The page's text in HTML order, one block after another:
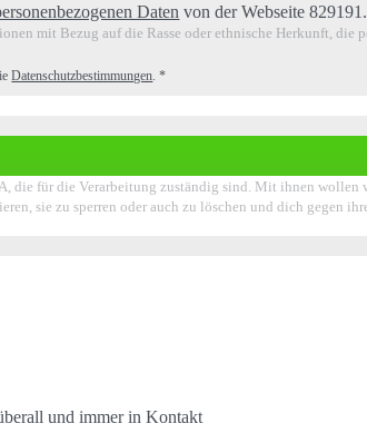
Daten von der Webseite
mit Bezug auf die Rasse oder ethnische Herkunft,
Datenschutzbestimmungen .*
die für die Verarbeitung zuständig sind. Mit ihnen
sie zu sperren oder auch zu löschen und dich gegen
und immer in Kontakt